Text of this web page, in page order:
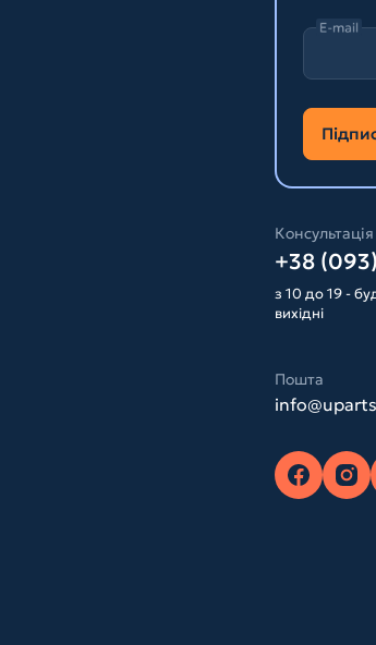
E-mail
+38
з 10 до 19 -
вихідні
Пошта